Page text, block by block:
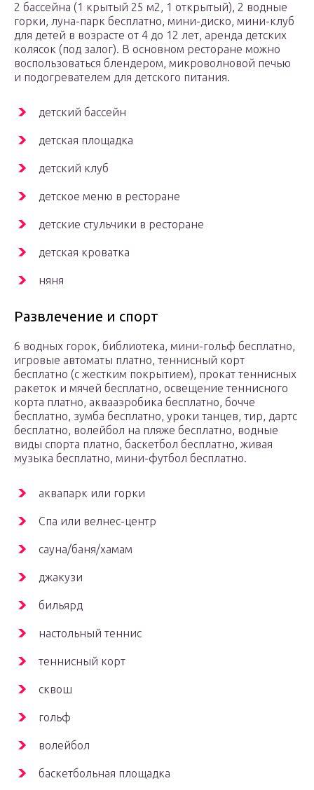
2 бассейна (1 крытый 25 м2, 1 открытый), 2 водные
горки, луна-парк бесплатно, мини-диско, мини-клуб
для детей в возрасте от 4 до 12 лет, аренда детских
колясок (под залог). В основном ресторане можно
воспользоваться блендером, микроволновой печью
и подогревателем для детского питания.
детский бассейн
детская площадка
детский клуб
детское меню в ресторане
детские стульчики в ресторане
детская кроватка
няня
Развлечение и спорт
6 водных горок, библиотека, мини-гольф бесплатно,
игровые автоматы платно, теннисный корт
бесплатно (с жестким покрытием), прокат теннисных
ракеток и мячей бесплатно, освещение теннисного
корта платно, аквааэробика бесплатно, бочче
бесплатно, зумба бесплатно, уроки танцев, тир, дартс
бесплатно, волейбол на пляже бесплатно, водные
виды спорта платно, баскетбол бесплатно, живая
музыка бесплатно, мини-футбол бесплатно.
аквапарк или горки
Спа или велнес-центр
сауна/баня/хамам
джакузи
бильярд
настольный теннис
теннисный корт
сквош
гольф
волейбол
баскетбольная площадка